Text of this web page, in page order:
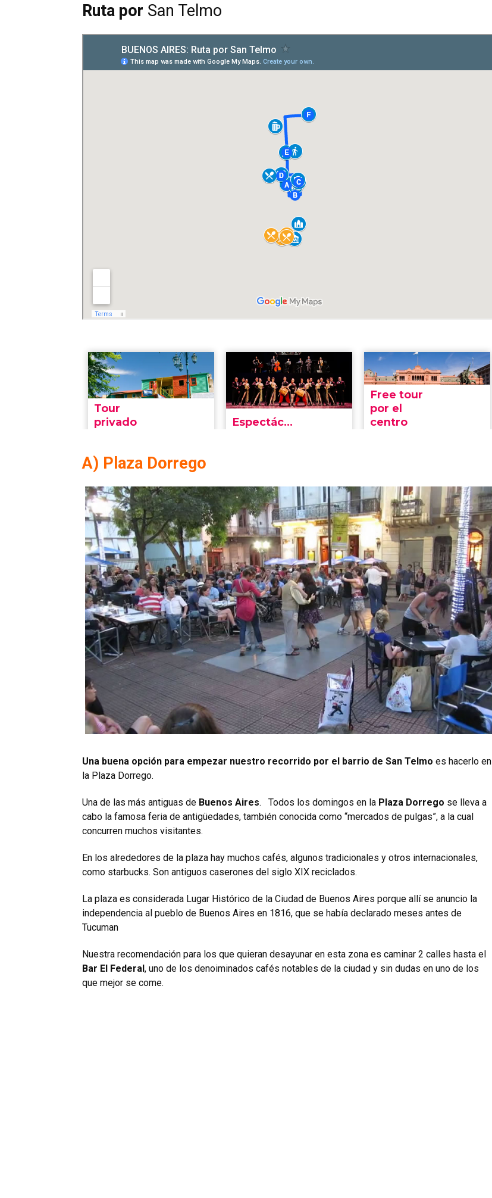
Ruta por San Telmo
A) Plaza Dorrego
Una buena opción para empezar nuestro recorrido por el barrio de San Telmo es hacerlo en
la Plaza Dorrego.
Una de las más antiguas de Buenos Aires. Todos los domingos en la Plaza Dorrego se lleva a
cabo la famosa feria de antigüedades, también conocida como “mercados de pulgas”, a la cual
concurren muchos visitantes.
En los alrededores de la plaza hay muchos cafés, algunos tradicionales y otros internacionales,
como starbucks. Son antiguos caserones del siglo XIX reciclados.
La plaza es considerada Lugar Histórico de la Ciudad de Buenos Aires porque allí se anuncio la
independencia al pueblo de Buenos Aires en 1816, que se había declarado meses antes de
Tucuman
Nuestra recomendación para los que quieran desayunar en esta zona es caminar 2 calles hasta el
Bar El Federal , uno de los denoiminados cafés notables de la ciudad y sin dudas en uno de los
que mejor se come.